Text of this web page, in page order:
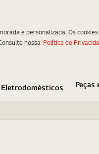
Eletrodomésticos Peças
e personalizada. Os
nossa Política de